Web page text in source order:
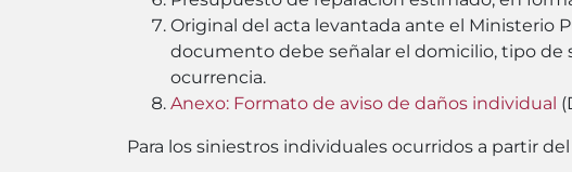
Original del acta levantada ante el Ministerio
documento debe señalar el domicilio, tipo de
ocurrencia.
Anexo: Formato de aviso de daños individual (
Para los siniestros individuales ocurridos a partir del